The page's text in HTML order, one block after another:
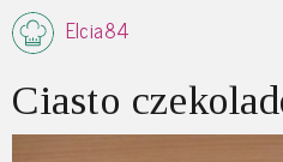
Elcia84
Ciasto